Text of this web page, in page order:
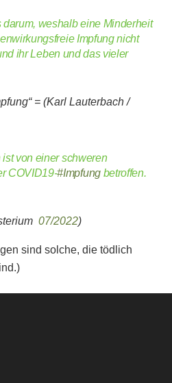
weshalb eine Minderheit
Impfung nicht
ihr Leben und das vieler
= (Karl Lauterbach /
von einer schweren
COVID19-#Impfungbetroffen.
07/2022)
sind solche, die tödlich